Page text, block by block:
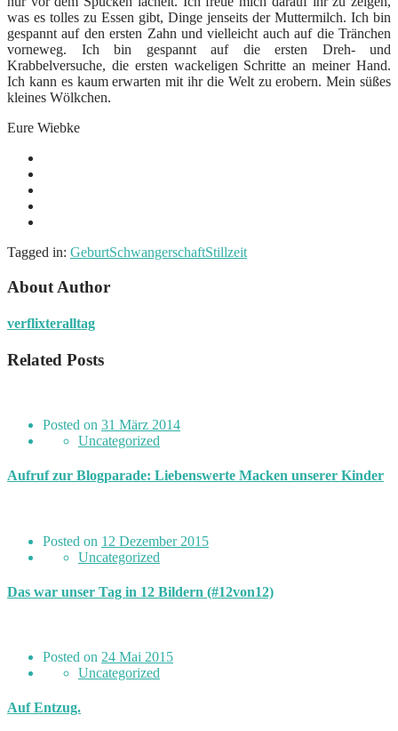
was es tolles zu Essen gibt, Dinge jenseits der Muttermilch. Ich bin
gespannt auf den ersten Zahn und vielleicht auch auf die Tränchen
vorneweg. Ich bin gespannt auf die ersten Dreh- und
Krabbelversuche, die ersten wackeligen Schritte an meiner Hand.
Ich kann es kaum erwarten mit ihr die Welt zu erobern. Mein süßes
kleines Wölkchen.
Eure Wiebke
Tagged in: GeburtSchwangerschaftStillzeit
About Author
verflixteralltag
Related Posts
Posted on 31 März 2014
Uncategorized
Aufruf zur Blogparade: Liebenswerte Macken unserer Kinder
Posted on 12 Dezember 2015
Uncategorized
Das war unser Tag in 12 Bildern (#12von12)
Posted on 24 Mai 2015
Uncategorized
Auf Entzug.